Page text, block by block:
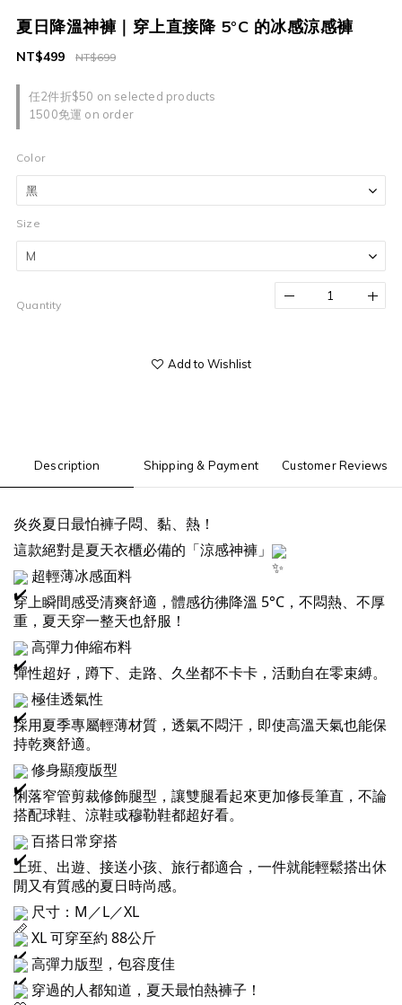
夏日降溫神褲｜穿上直接降 5°C 的冰感涼感褲
任2件折$50 on selected products
1500免運 on order
NT$699
NT$499
Color
Size
Quantity
Add to Wishlist
Description Shipping & Payment Customer Reviews
炎炎夏日最怕褲子悶、黏、熱！
這款絕對是夏天衣櫃必備的「涼感神褲」
超輕薄冰感面料
穿上瞬間感受清爽舒適，體感彷彿降溫 5°C，不悶熱、不厚
重，夏天穿一整天也舒服！
高彈力伸縮布料
彈性超好，蹲下、走路、久坐都不卡卡，活動自在零束縛。
極佳透氣性
採用夏季專屬輕薄材質，透氣不悶汗，即使高溫天氣也能保
持乾爽舒適。
修身顯瘦版型
俐落窄管剪裁修飾腿型，讓雙腿看起來更加修長筆直，不論
搭配球鞋、涼鞋或穆勒鞋都超好看。
百搭日常穿搭
上班、出遊、接送小孩、旅行都適合，一件就能輕鬆搭出休
閒又有質感的夏日時尚感。
尺寸：M／L／XL
XL 可穿至約 88公斤
高彈力版型，包容度佳
穿過的人都知道，夏天最怕熱褲子！